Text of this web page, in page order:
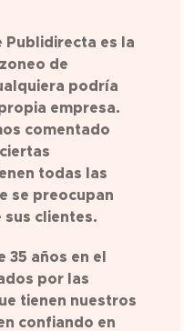
Publidirecta es la
de
podría
empresa.
comentado
todas las
se preocupan
clientes.
35 años en el
por las
tienen nuestros
confiando en